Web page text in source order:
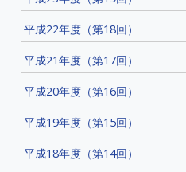
平成22年度（第18回）
平成21年度（第17回）
平成20年度（第16回）
平成19年度（第15回）
平成18年度（第14回）